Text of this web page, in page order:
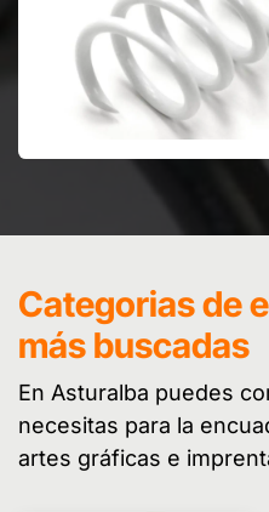
Categorias de
más buscadas
En Asturalba puedes
necesitas para la
artes gráficas e